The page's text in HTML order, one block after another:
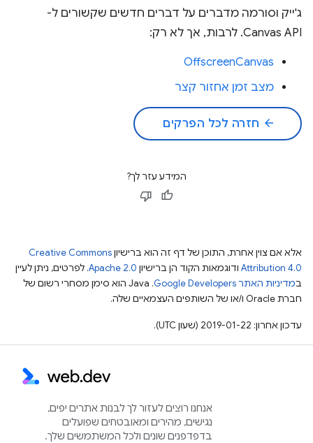
ג'ייק וסורמה מדברים על דברים חדשים שקשורים ל-
Canvas API. לרבות, אך לא רק:
OffscreenCanvas
מצב זמן אחזור קצר
arrow_back חזרה לכל הפרקים
המידע עזר לך?
אלא אם צוין אחרת, התוכן של דף זה הוא ברישיוןCreative Commons
Attribution 4.0 ודוגמאות הקוד הן ברישיון Apache 2.0. לפרטים, ניתן לעיין
במדיניות האתר Google Developers‏
.‏ Java הוא סימן מסחרי רשום של
חברת Oracle ו/או של השותפים העצמאיים שלה.
עדכון אחרון: 2019-01-22 (שעון UTC).
אנחנו רוצים לעזור לך לבנות אתרים יפים,
נגישים, מהירים ומאובטחים שפועלים
בדפדפנים שונים ולכל המשתמשים שלך.